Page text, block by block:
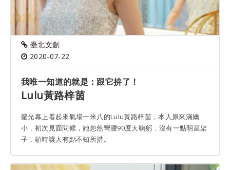
臺北文創
2020-07-22
我唯一知道的就是：跟它拚了！
Lulu黃路梓茵
螢光幕上看起來氣場一米八的Lulu黃路梓茵，本人原來滿嬌
小，初次見面問候，她忽然彎腰90度大鞠躬，沒有一點明星架
子，頓時讓人有點不知所措。